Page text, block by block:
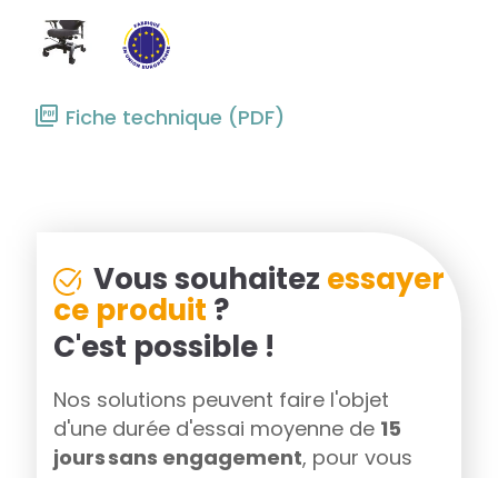
Fiche technique (PDF)
Vous souhaitez essayer
ce produit ?
C'est possible !
Nos solutions peuvent faire l'objet
d'une durée d'essai moyenne de 15
jours sans engagement, pour vous